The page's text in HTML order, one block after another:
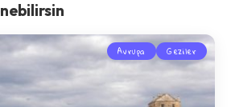
Avrupa Geziler